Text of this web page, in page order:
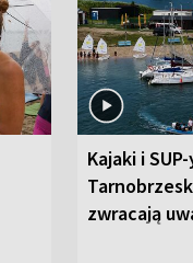
Kajaki i
zwracają